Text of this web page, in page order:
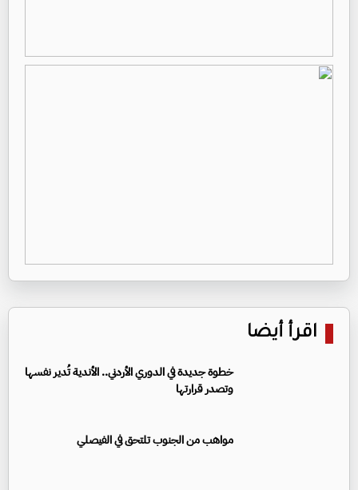
اقرأ أيضا
خطوة جديدة في الدوري الأردني.. الأندية تُدير نفسها
وتصدر قرارتها
مواهب من الجنوب تلتحق في الفيصلي